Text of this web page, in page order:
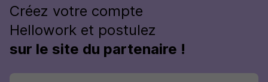
Créez votre compte
Hellowork et postulez
sur le site du partenaire !